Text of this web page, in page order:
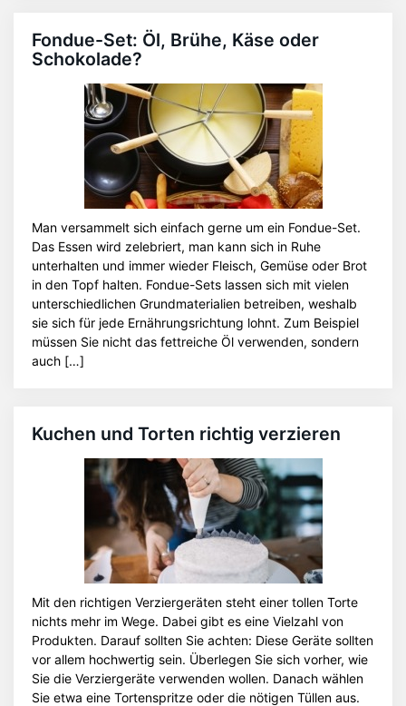
Fondue-Set: Öl, Brühe, Käse oder
Schokolade?
Man versammelt sich einfach gerne um ein Fondue-Set.
Das Essen wird zelebriert, man kann sich in Ruhe
unterhalten und immer wieder Fleisch, Gemüse oder Brot
in den Topf halten. Fondue-Sets lassen sich mit vielen
unterschiedlichen Grundmaterialien betreiben, weshalb
sie sich für jede Ernährungsrichtung lohnt. Zum Beispiel
müssen Sie nicht das fettreiche Öl verwenden, sondern
auch […]
Kuchen und Torten richtig verzieren
Mit den richtigen Verziergeräten steht einer tollen Torte
nichts mehr im Wege. Dabei gibt es eine Vielzahl von
Produkten. Darauf sollten Sie achten: Diese Geräte sollten
vor allem hochwertig sein. Überlegen Sie sich vorher, wie
Sie die Verziergeräte verwenden wollen. Danach wählen
Sie etwa eine Tortenspritze oder die nötigen Tüllen aus.